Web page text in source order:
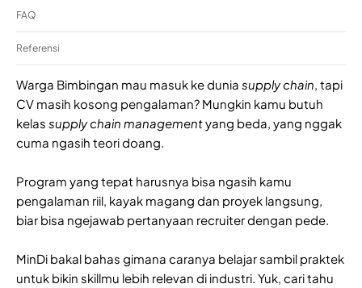
FAQ
Referensi
Warga Bimbingan mau masuk ke dunia supply chain , tapi
CV masih kosong pengalaman? Mungkin kamu butuh
kelas supply chain managementyang beda, yang nggak
cuma ngasih teori doang.
Program yang tepat harusnya bisa ngasih kamu
pengalaman riil, kayak magang dan proyek langsung,
biar bisa ngejawab pertanyaan recruiter dengan pede.
MinDi bakal bahas gimana caranya belajar sambil praktek
untuk bikin skillmu lebih relevan di industri. Yuk, cari tahu